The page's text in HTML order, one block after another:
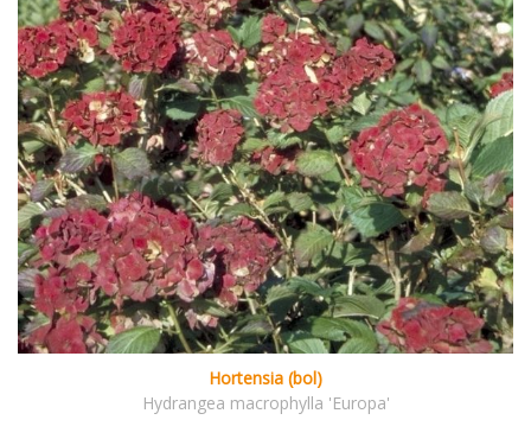
Hortensia (bol)
Hydrangea macrophylla 'Europa'